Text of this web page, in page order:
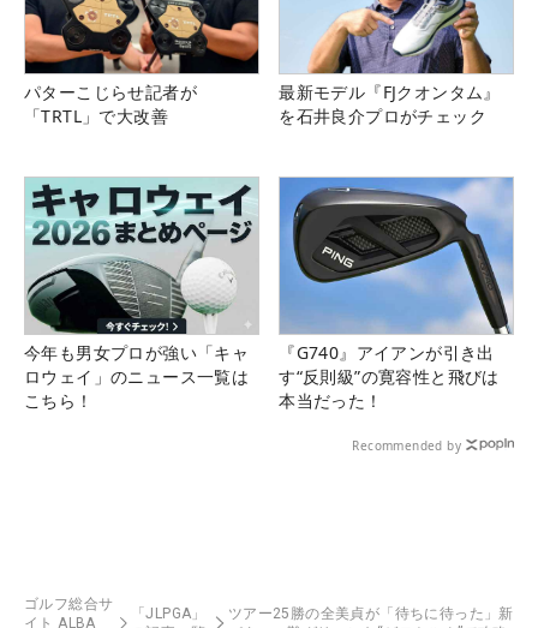
パターこじらせ記者が
「TRTL」で大改善
最新モデル『FJクオンタム』
を石井良介プロがチェック
今年も男女プロが強い「キャ
ロウェイ」のニュース一覧は
こちら！
『G740』アイアンが引き出
す“反則級”の寛容性と飛びは
本当だった！
Recommended by
ゴルフ総合サ
イト ALBA
「JLPGA」
ツアー25勝の全美貞が「待ちに待った」新